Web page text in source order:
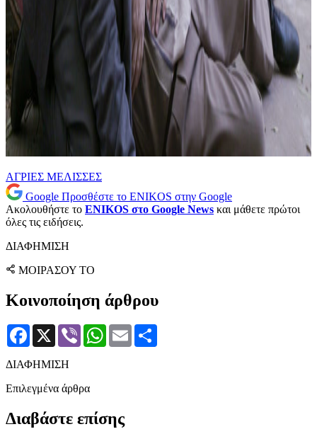
ΑΓΡΙΕΣ ΜΕΛΙΣΣΕΣ
Google Προσθέστε το ENIKOS στην Google
Ακολουθήστε το ENIKOS στο Google News και μάθετε πρώτοι
όλες τις ειδήσεις.
ΔΙΑΦΗΜΙΣΗ
ΜΟΙΡΑΣΟΥ ΤΟ
Κοινοποίηση άρθρου
Facebook
X Viber WhatsApp
Email
ΔΙΑΦΗΜΙΣΗ
Επιλεγμένα άρθρα
Διαβάστε επίσης